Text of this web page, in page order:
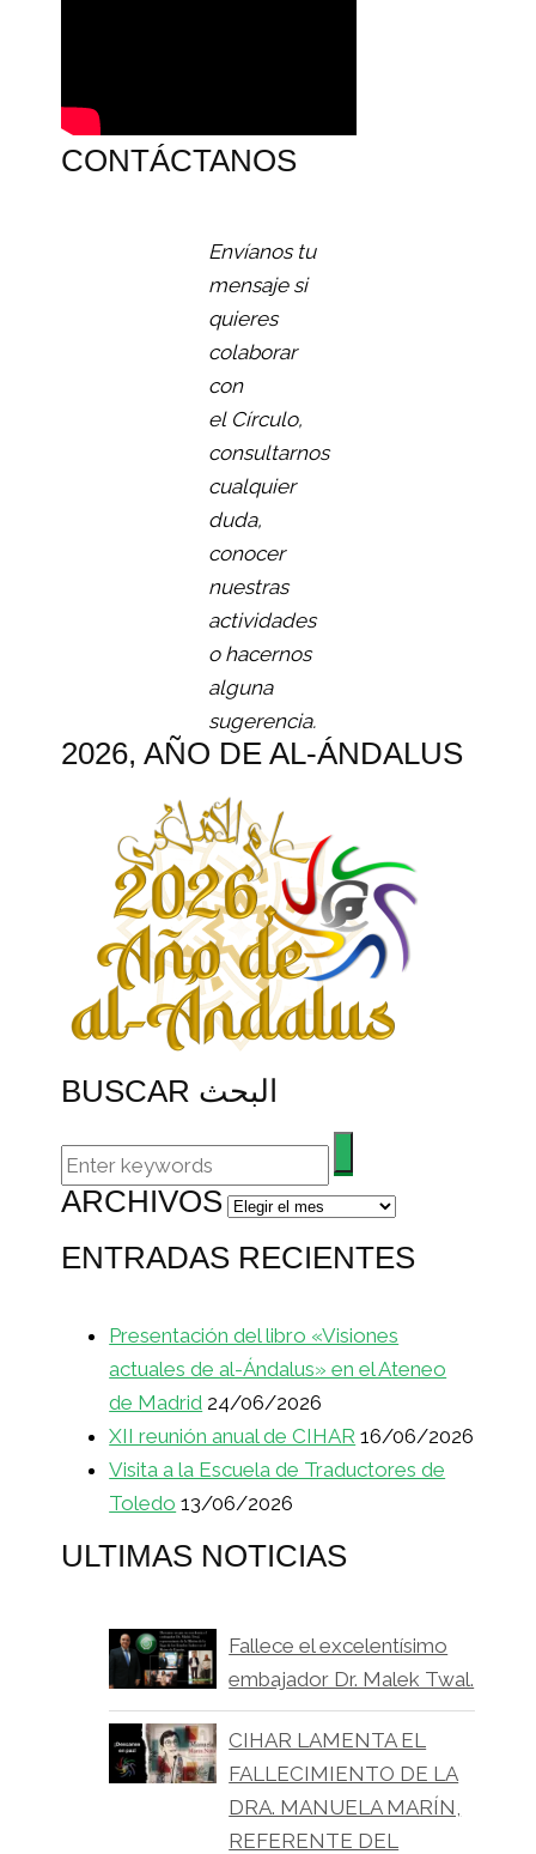
CONTÁCTANOS
Envíanos tu
mensaje si
quieres
colaborar
con
el Círculo,
consultarnos
cualquier
duda,
conocer
nuestras
actividades
o hacernos
alguna
sugerencia.
2026, AÑO DE AL-ÁNDALUS
BUSCAR البحث
ARCHIVOS Archivos
ENTRADAS RECIENTES
Presentación del libro «Visiones
actuales de al-Ándalus» en el Ateneo
de Madrid 24/06/2026
XII reunión anual de CIHAR 16/06/2026
Visita a la Escuela de Traductores de
Toledo 13/06/2026
ULTIMAS NOTICIAS
Fallece el excelentísimo
embajador Dr. Malek Twal.
CIHAR LAMENTA EL
FALLECIMIENTO DE LA
DRA. MANUELA MARÍN,
REFERENTE DEL